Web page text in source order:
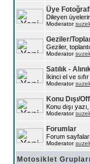
Üye
Dileyen
Moderator
Geziler/
Geziler,
Moderator
Satılık -
İkinci el ve
Moderator
Konu Dışı/
Konu dışı
Moderator
Forumlar
Forum
Moderator
Motosiklet Grupları